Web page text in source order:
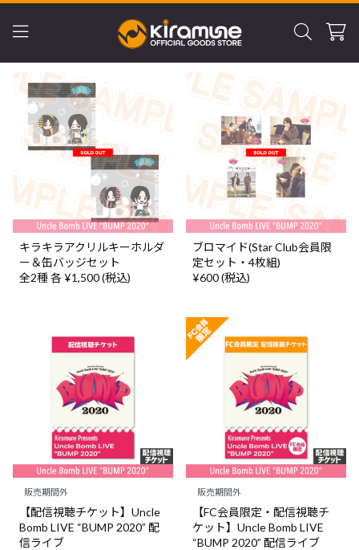
キラキラアクリルキーホルダ
ー＆缶バッジセット
全2種 各 ¥1,500 (税込)
ブロマイド(Star Club会員限
定セット・4枚組)
¥600 (税込)
販売期間外
【配信視聴チケット】Uncle
Bomb LIVE “BUMP 2020” 配
信ライブ
販売期間外
【FC会員限定・配信視聴チ
ケット】Uncle Bomb LIVE
“BUMP 2020” 配信ライブ